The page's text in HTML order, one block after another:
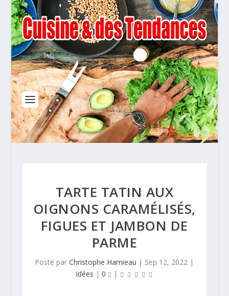
TARTE TATIN AUX
OIGNONS CARAMÉLISÉS,
FIGUES ET JAMBON DE
PARME
Posté parChristophe Hamieau | Sep 12, 2022 |
Idées | 0 |